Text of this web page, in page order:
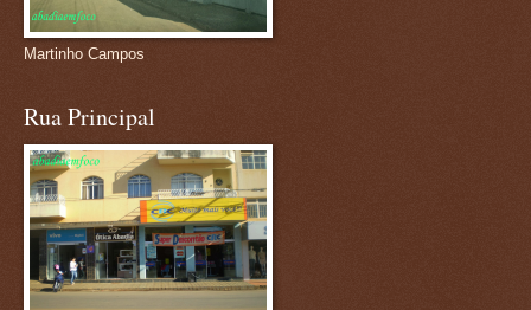
Martinho Campos
Rua Principal